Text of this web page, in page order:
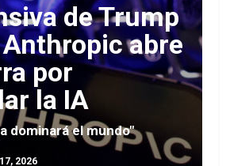
de Trump
abre
por
la IA
dominará el mundo"
2026